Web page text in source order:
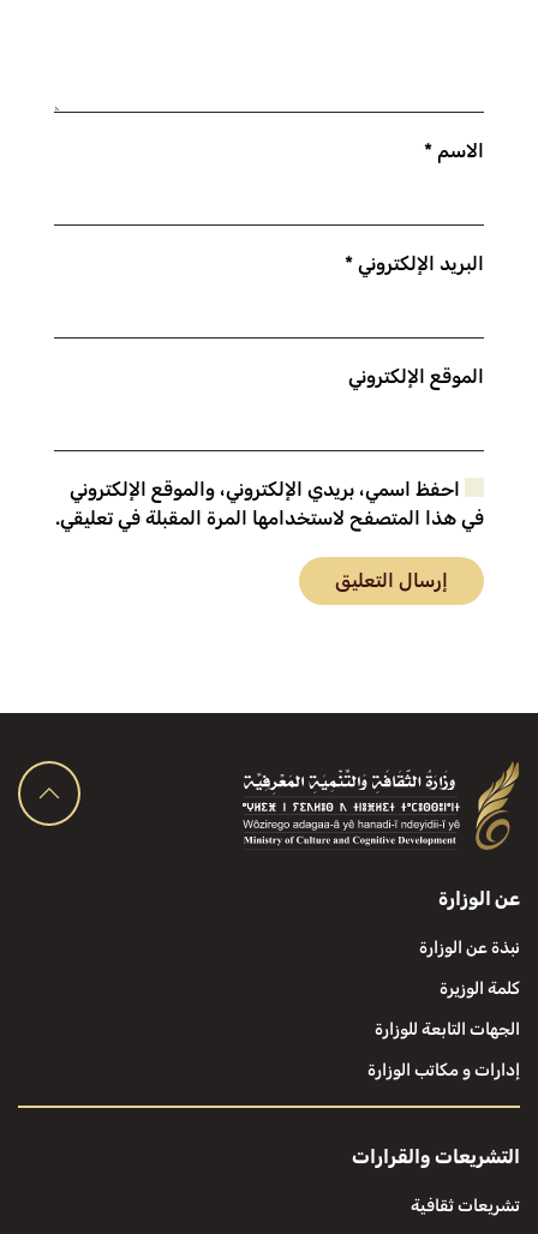
الاسم *
البريد الإلكتروني *
الموقع الإلكتروني
احفظ اسمي، بريدي الإلكتروني، والموقع الإلكتروني
في هذا المتصفح لاستخدامها المرة المقبلة في تعليقي.
إرسال التعليق
عن الوزارة
نبذة عن الوزارة
كلمة الوزيرة
الجهات التابعة للوزارة
إدارات و مكاتب الوزارة
التشريعات والقرارات
تشريعات ثقافية